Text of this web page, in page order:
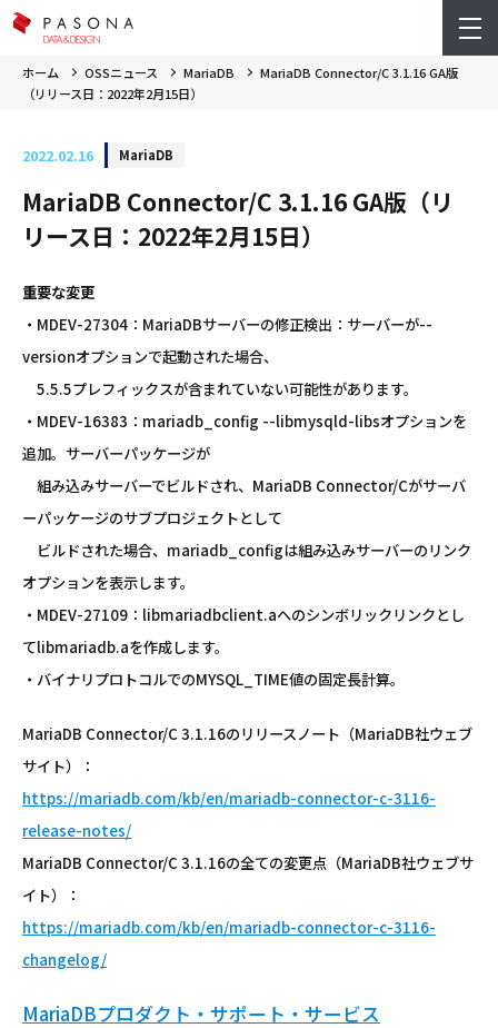
ホーム OSSニュース MariaDB
MariaDB Connector/C 3.1.16 GA版
（リリース日：2022年2月15日）
2022.02.16 MariaDB
MariaDB Connector/C 3.1.16 GA版（リ
リース日：2022年2月15日）
重要な変更
・MDEV-27304：MariaDBサーバーの修正検出：サーバーが--
versionオプションで起動された場合、
5.5.5プレフィックスが含まれていない可能性があります。
・MDEV-16383：mariadb_config --libmysqld-libsオプションを
追加。サーバーパッケージが
組み込みサーバーでビルドされ、MariaDB Connector/Cがサーバ
ーパッケージのサブプロジェクトとして
ビルドされた場合、mariadb_configは組み込みサーバーのリンク
オプションを表示します。
・MDEV-27109：libmariadbclient.aへのシンボリックリンクとし
てlibmariadb.aを作成します。
・バイナリプロトコルでのMYSQL_TIME値の固定長計算。
MariaDB Connector/C 3.1.16のリリースノート（MariaDB社ウェブ
サイト）：
https://mariadb.com/kb/en/mariadb-connector-c-3116-
release-notes/
MariaDB Connector/C 3.1.16の全ての変更点（MariaDB社ウェブサ
イト）：
https://mariadb.com/kb/en/mariadb-connector-c-3116-
changelog/
MariaDBプロダクト・サポート・サービス